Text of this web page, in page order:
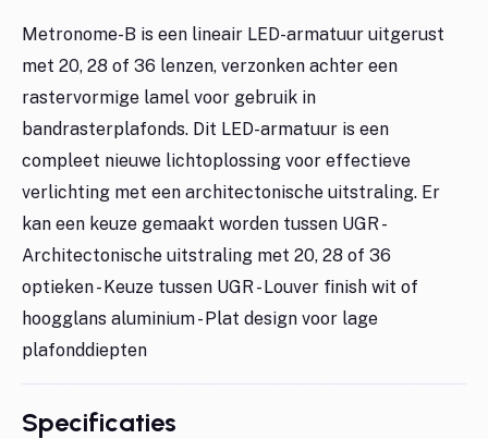
Metronome-B is een lineair LED-armatuur uitgerust
met 20, 28 of 36 lenzen, verzonken achter een
rastervormige lamel voor gebruik in
bandrasterplafonds. Dit LED-armatuur is een
compleet nieuwe lichtoplossing voor effectieve
verlichting met een architectonische uitstraling. Er
kan een keuze gemaakt worden tussen UGR -
Architectonische uitstraling met 20, 28 of 36
optieken - Keuze tussen UGR - Louver finish wit of
hoogglans aluminium - Plat design voor lage
plafonddiepten
Specificaties